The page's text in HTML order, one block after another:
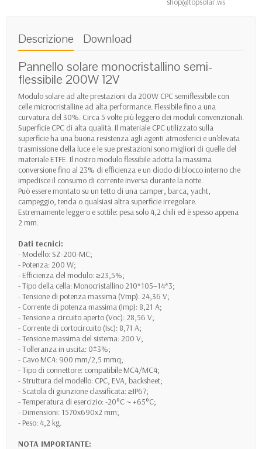
Descrizione Download
Pannello solare monocristallino semi-
flessibile 200W 12V
Modulo solare ad alte prestazioni da 200W CPC semiflessibile con
celle microcristalline ad alta performance. Flessibile fino a una
curvatura del 30%. Circa 5 volte più leggero dei moduli convenzionali.
Superficie CPC di alta qualità. Il materiale CPC utilizzato sulla
superficie ha una buona resistenza agli agenti atmosferici e un'elevata
trasmissione della luce e le sue prestazioni sono migliori di quelle del
materiale ETFE. Il nostro modulo flessibile adotta la massima
conversione fino al 23% di efficienza e un diodo di blocco interno che
impedisce il consumo di corrente inversa durante la notte.
Può essere montato su un tetto di una camper, barca, yacht,
campeggio, tenda o qualsiasi altra superficie irregolare.
Estremamente leggero e sottile: pesa solo 4,2 chili ed è spesso appena
2 mm.
Dati tecnici:
- Modello: SZ-200-MC;
- Potenza: 200 W;
- Efficienza del modulo: ≥23,5%;
- Tipo della cella: Monocristallino 210*105–14*3;
- Tensione di potenza massima (Vmp): 24,36 V;
- Corrente di potenza massima (Imp): 8,21 A;
- Tensione a circuito aperto (Voc): 28,56 V;
- Corrente di cortocircuito (Isc): 8,71 A;
- Tensione massima del sistema: 200 V;
- Tolleranza in uscita: 0±3%;
- Cavo MC4: 900 mm/2,5 mmq;
- Tipo di connettore: compatibile MC4/MC4;
- Struttura del modello: CPC, EVA, backsheet;
- Scatola di giunzione classificata: ≥IP67;
- Temperatura di esercizio: -20°C ~ +65°C;
- Dimensioni: 1570x690x2 mm;
- Peso: 4,2 kg.
NOTA IMPORTANTE: